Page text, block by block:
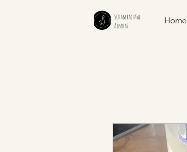
Schambachtal
Alpakas
Home